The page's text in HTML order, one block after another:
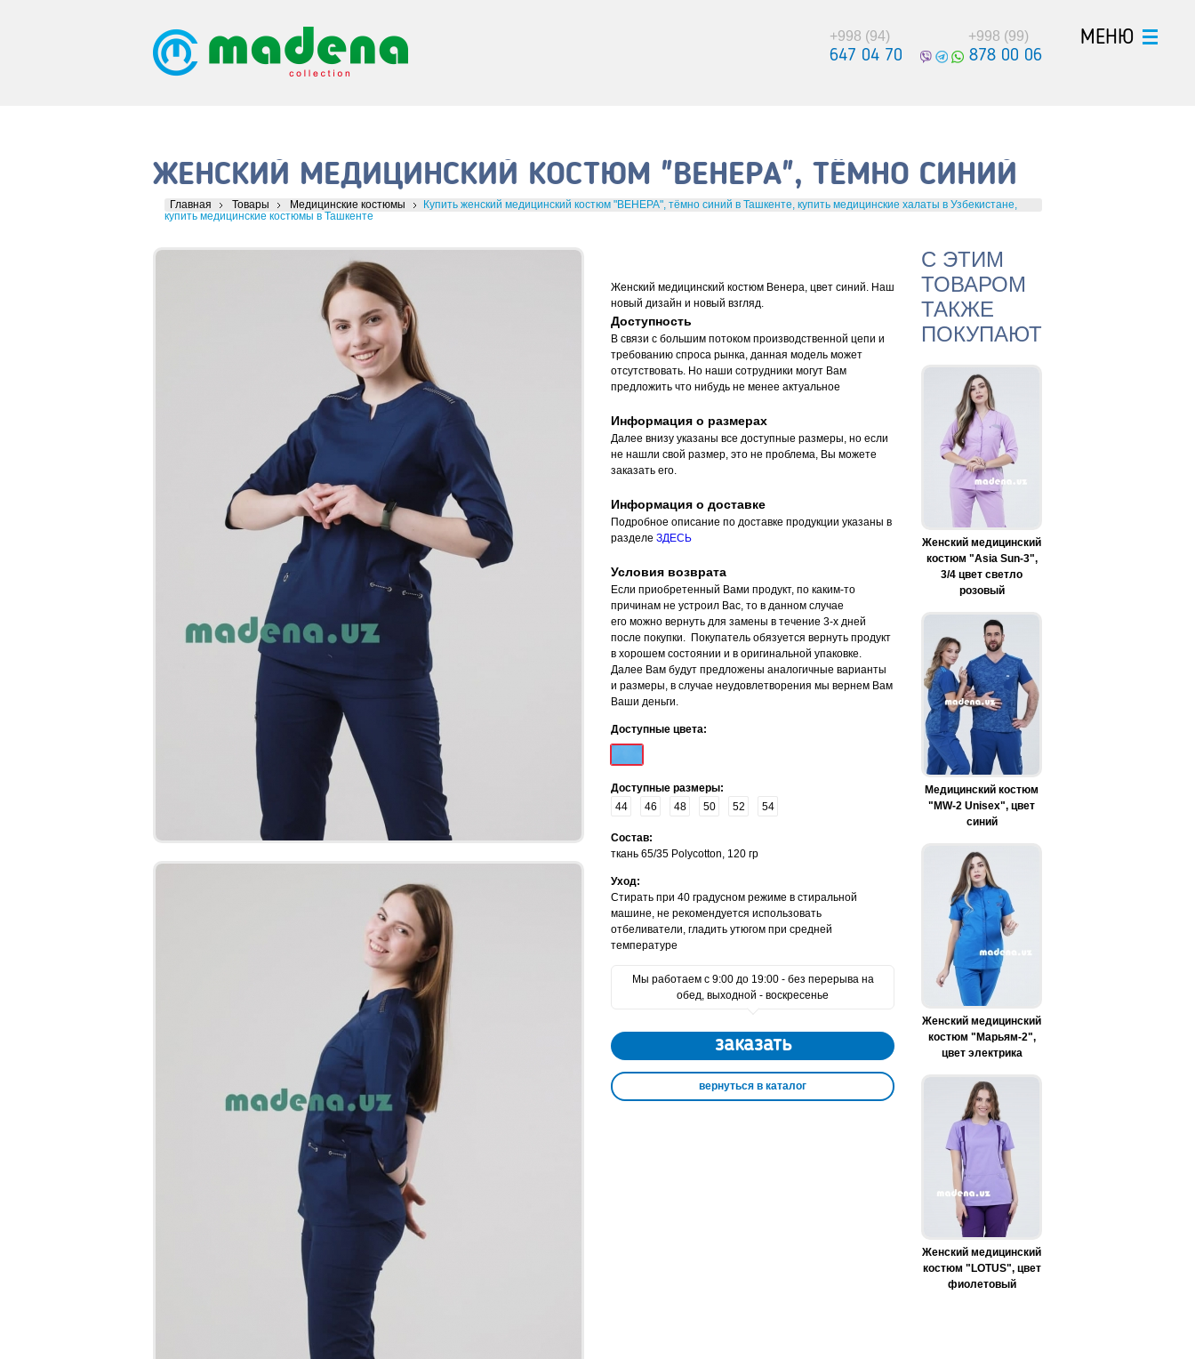
МЕНЮ
+998 (94)
647 04 70
+998 (99)
878 00 06
ЖЕНСКИЙ МЕДИЦИНСКИЙ КОСТЮМ "ВЕНЕРА", ТЁМНО СИНИЙ
Главная Товары Медицинские костюмы
Купить женский медицинский костюм "ВЕНЕРА", тёмно синий в Ташкенте, купить медицинские халаты в Узбекистане,
купить медицинские костюмы в Ташкенте
Женский медицинский костюм Венера, цвет синий. Наш
новый дизайн и новый взгляд.
Доступность
В связи с большим потоком производственной цепи и
требованию спроса рынка, данная модель может
отсутствовать. Но наши сотрудники могут Вам
предложить что нибудь не менее актуальное
Информация о размерах
Далее внизу указаны все доступные размеры, но если
не нашли свой размер, это не проблема, Вы можете
заказать его.
Информация о доставке
Подробное описание по доставке продукции указаны в
разделе ЗДЕСЬ
Условия возврата
Если приобретенный Вами продукт, по каким-то
причинам не устроил Вас, то в данном случае
его можно вернуть для замены в течение 3-х дней
после покупки. Покупатель обязуется вернуть продукт
в хорошем состоянии и в оригинальной упаковке.
Далее Вам будут предложены аналогичные варианты
и размеры, в случае неудовлетворения мы вернем Вам
Ваши деньги.
Доступные цвета:
Доступные размеры:
44
46 48 50 52 54
Состав:
ткань 65/35 Polycotton, 120 гр
Уход:
Стирать при 40 градусном режиме в стиральной
машине, не рекомендуется использовать
отбеливатели, гладить утюгом при средней
температуре
Мы работаем с 9:00 до 19:00 - без перерыва на
обед, выходной - воскресенье
заказать
вернуться в каталог
С ЭТИМ
ТОВАРОМ
ТАКЖЕ
ПОКУПАЮТ
Женский медицинский
костюм "Asia Sun-3",
3/4 цвет светло
розовый
Медицинский костюм
"MW-2 Unisex", цвет
синий
Женский медицинский
костюм "Марьям-2",
цвет электрика
Женский медицинский
костюм "LOTUS", цвет
фиолетовый